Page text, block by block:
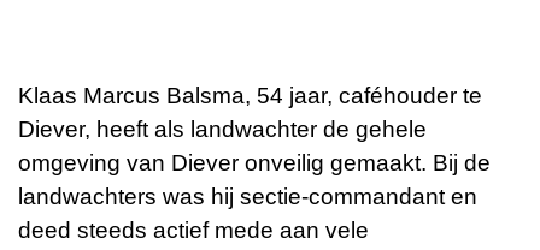
Klaas Marcus Balsma, 54 jaar, caféhouder te
Diever, heeft als landwachter de gehele
omgeving van Diever onveilig gemaakt. Bij de
landwachters was hij sectie-commandant en
deed steeds actief mede aan vele